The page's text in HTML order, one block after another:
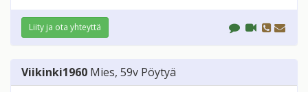
Liity ja ota yhteyttä
Viikinki1960 Mies, 59v Pöytyä